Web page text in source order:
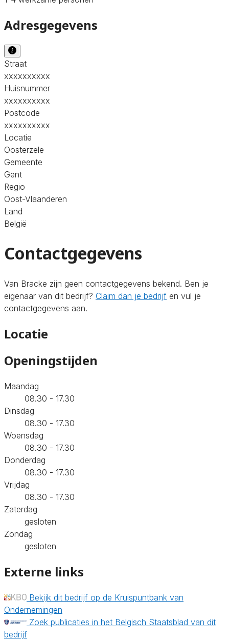
Adresgegevens
Straat
xxxxxxxxxx
Huisnummer
xxxxxxxxxx
Postcode
xxxxxxxxxx
Locatie
Oosterzele
Gemeente
Gent
Regio
Oost-Vlaanderen
Land
België
Contactgegevens
Van Bracke zijn geen contactgegevens bekend. Ben je
eigenaar van dit bedrijf? Claim dan je bedrijf en vul je
contactgegevens aan.
Locatie
Openingstijden
Maandag
08.30 - 17.30
Dinsdag
08.30 - 17.30
Woensdag
08.30 - 17.30
Donderdag
08.30 - 17.30
Vrijdag
08.30 - 17.30
Zaterdag
gesloten
Zondag
gesloten
Externe links
Bekijk dit bedrijf op de Kruispuntbank van
Ondernemingen
Zoek publicaties in het Belgisch Staatsblad van dit
bedrijf